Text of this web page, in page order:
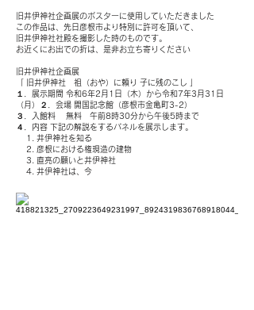
旧井伊神社企画展のポスターに使用していただきました
この作品は、先日彦根市より特別に許可を頂いて、
旧井伊神社社殿を撮影した時のものです。
お近くにお出での折は、是非お立ち寄りください
旧井伊神社企画展
「 旧井伊神社 祖（おや）に頼り 子に残のこし 」
１．展示期間 令和6年2月1日（木）から令和7年3月31日
（月）２．会場 開国記念館（彦根市金亀町3-2）
３．入館料 無料 午前8時30分から午後5時まで
４．内容 下記の解説をするパネルを展示します。
1. 井伊神社を知る
2. 彦根における権現造の建物
3. 直亮の願いと井伊神社
4. 井伊神社は、今